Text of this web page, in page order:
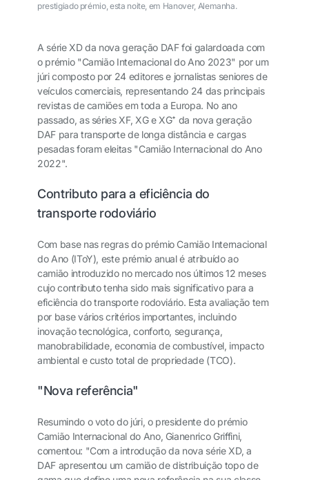
prestigiado prémio, esta noite, em Hanover, Alemanha.
A série XD da nova geração DAF foi galardoada com
o prémio "Camião Internacional do Ano 2023" por um
júri composto por 24 editores e jornalistas seniores de
veículos comerciais, representando 24 das principais
revistas de camiões em toda a Europa. No ano
passado, as séries XF, XG e XG⁺ da nova geração
DAF para transporte de longa distância e cargas
pesadas foram eleitas "Camião Internacional do Ano
2022".
Contributo para a eficiência do
transporte rodoviário
Com base nas regras do prémio Camião Internacional
do Ano (IToY), este prémio anual é atribuído ao
camião introduzido no mercado nos últimos 12 meses
cujo contributo tenha sido mais significativo para a
eficiência do transporte rodoviário. Esta avaliação tem
por base vários critérios importantes, incluindo
inovação tecnológica, conforto, segurança,
manobrabilidade, economia de combustível, impacto
ambiental e custo total de propriedade (TCO).
"Nova referência"
Resumindo o voto do júri, o presidente do prémio
Camião Internacional do Ano, Gianenrico Griffini,
comentou: "Com a introdução da nova série XD, a
DAF apresentou um camião de distribuição topo de